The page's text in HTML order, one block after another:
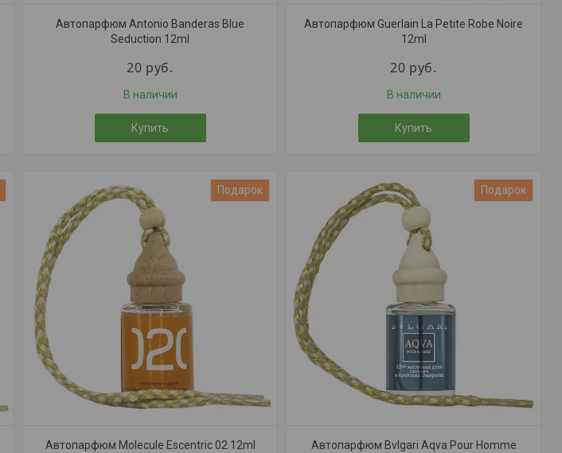
Автопарфюм Antonio Banderas Blue
Seduction 12ml
20 руб.
В наличии
Купить
Автопарфюм Guerlain La Petite Robe Noire
12ml
20 руб.
В наличии
Купить
Подарок
Автопарфюм Molecule Escentric 02 12ml
Подарок
Автопарфюм Bvlgari Aqva Pour Homme